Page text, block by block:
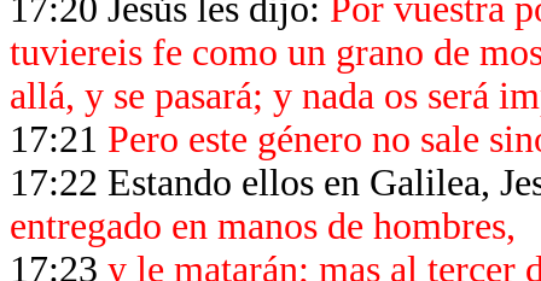
17:20 Jesús les dijo: Por vuestra
tuviereis fe como un grano de
allá, y se pasará; y nada os será
17:21 Pero este género no sale
17:22 Estando ellos en Galilea,
entregado en manos de hombres,
17:23 y le matarán; mas al tercer